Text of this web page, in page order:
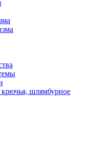
шлямбурное